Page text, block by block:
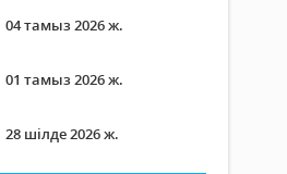
04 тамыз 2026 ж.
01 тамыз 2026 ж.
28 шілде 2026 ж.